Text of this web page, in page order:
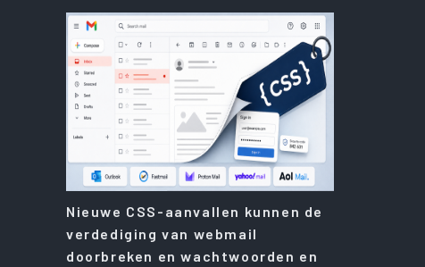
Nieuwe CSS-aanvallen kunnen de
verdediging van webmail
doorbreken en wachtwoorden en